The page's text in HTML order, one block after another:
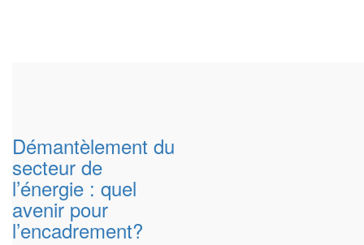
Démantèlement du
secteur de
l’énergie : quel
avenir pour
l’encadrement?